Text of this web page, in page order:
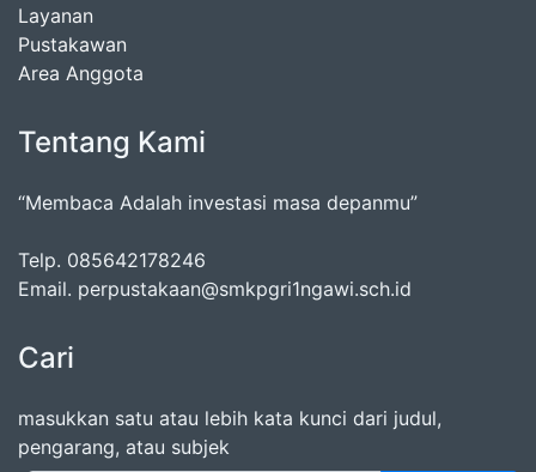
Layanan
Pustakawan
Area Anggota
Tentang Kami
“Membaca Adalah investasi masa depanmu”
Telp. 085642178246
Email. perpustakaan@smkpgri1ngawi.sch.id
Cari
masukkan satu atau lebih kata kunci dari judul,
pengarang, atau subjek